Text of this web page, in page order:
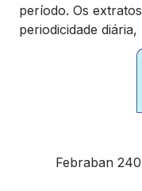
período. Os
periodicidade
Febraban